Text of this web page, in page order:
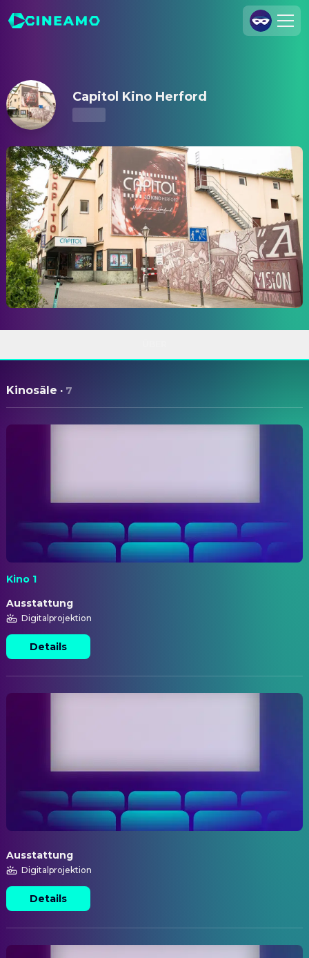
Impressum
Datenschutzerklärung
Datenschutzeinstellungen
Capitol Kino Herford
Kinosäle · 7
Kino 1
Ausstattung
Digitalprojektion
Details
Ausstattung
Digitalprojektion
Details